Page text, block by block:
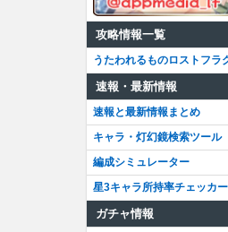
攻略情報一覧
うたわれるものロストフラ
速報・最新情報
速報と最新情報まとめ
キャラ・灯幻鏡検索ツール
編成シミュレーター
星3キャラ所持率チェッカー
ガチャ情報